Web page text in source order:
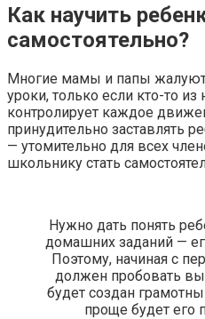
Как научить
самостоятельно?
Многие мамы и папы
уроки, только если кто-то из
контролирует каждое
принудительно заставлять
— утомительно для всех
школьнику стать
Нужно дать понять
домашних заданий —
Поэтому, начиная с
должен пробовать
будет создан
проще будет его